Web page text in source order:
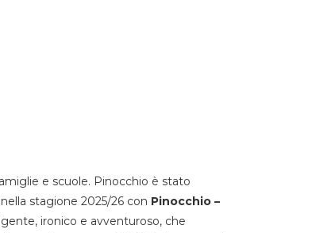
e scuole. Pinocchio è stato
stagione 2025/26 con Pinocchio –
ironico e avventuroso, che